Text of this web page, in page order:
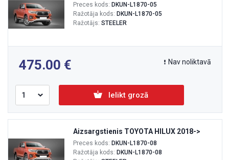
Preces kods: DKUN-L1870-05
Ražotāja kods: DKUN-L1870-05
Ražotājs: STEELER
475.00 Nav noliktavā
Ielikt grozā
Aizsargstienis TOYOTA HILUX 2018->
Preces kods: DKUN-L1870-08
Ražotāja kods: DKUN-L1870-08